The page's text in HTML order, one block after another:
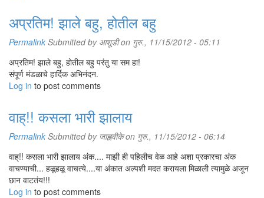
अप्रतिम! झाले बहु, होतील बहु
Permalink Submitted by आशूडीon गुरु., 11/15/2012 - 05:11
अप्रतिम! झाले बहु, होतील बहु परंतु या सम हा!
संपूर्ण मंडळाचे हार्दिक अभिनंदन.
Log in to post comments
वाह्!! कसला भारी झालाय
Permalink Submitted by जाह्नवीकेon गुरु., 11/15/2012 - 06:14
वाह्!! कसला भारी झालाय अंक.... माझी ही पहिलीच वेळ आहे अशा प्रकारचा अंक
वाचण्याची... हळूहळू वाचत्ये....या अंकात अल्पशी मदत करायला मिळाली त्यामुळे अजून
छान वाटतंय!!!
Log in to post comments